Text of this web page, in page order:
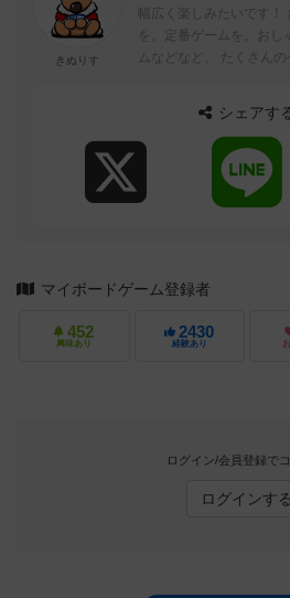
きぬりす
幅広く楽しみたいです
を。定番ゲームを。お
ムなどなど。 たくさんの
シェアす
マイボードゲーム登録者
452
興味あり
2430
経験あり
ログイン/会員登録で
ログインする